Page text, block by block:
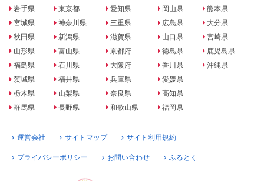
岩手県
宮城県
秋田県
山形県
福島県
茨城県
栃木県
群馬県
東京都
神奈川県
新潟県
富山県
石川県
福井県
山梨県
長野県
愛知県
三重県
滋賀県
京都府
大阪府
兵庫県
奈良県
和歌山県
岡山県
広島県
山口県
徳島県
香川県
愛媛県
高知県
福岡県
熊本県
大分県
宮崎県
鹿児島県
沖縄県
運営会社 サイトマップ サイト利用規約
プライバシーポリシー お問い合わせ ふるとく